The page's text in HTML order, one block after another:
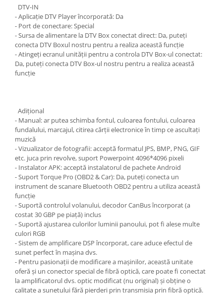
DTV-IN
- Aplicație DTV Player încorporată: Da
- Port de conectare: Special
- Sursa de alimentare la DTV Box conectat direct: Da, puteți
conecta DTV Boxul nostru pentru a realiza această funcție
- Atingeți ecranul unității pentru a controla DTV Box-ul conectat:
Da, puteți conecta DTV Box-ul nostru pentru a realiza această
funcție
Adiţional
- Manual: ar putea schimba fontul, culoarea fontului, culoarea
fundalului, marcajul, citirea cărții electronice în timp ce ascultați
muzică
- Vizualizator de fotografii: acceptă formatul JPS, BMP, PNG, GIF
etc. juca prin revolve, suport Powerpoint 4096*4096 pixeli
- Instalator APK: acceptă instalatorul de pachete Android
- Suport Torque Pro (OBD2 & Car): Da, puteți conecta un
instrument de scanare Bluetooth OBD2 pentru a utiliza această
funcție
- Suportă controlul volanului, decodor CanBus încorporat (a
costat 30 GBP pe piață) inclus
- Suportă ajustarea culorilor luminii panoului, pot fi alese multe
culori RGB
- Sistem de amplificare DSP încorporat, care aduce efectul de
sunet perfect în mașina dvs.
- Pentru pasionații de modificare a mașinilor, această unitate
oferă și un conector special de fibră optică, care poate fi conectat
la amplificatorul dvs. optic modificat (nu original) și obține o
calitate a sunetului fără pierderi prin transmisia prin fibră optică.